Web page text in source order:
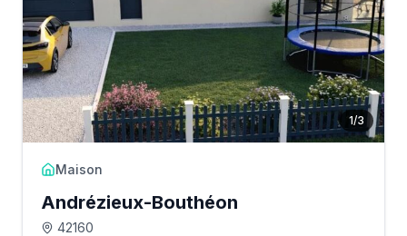
1/3
Maison
Andrézieux-Bouthéon
42160